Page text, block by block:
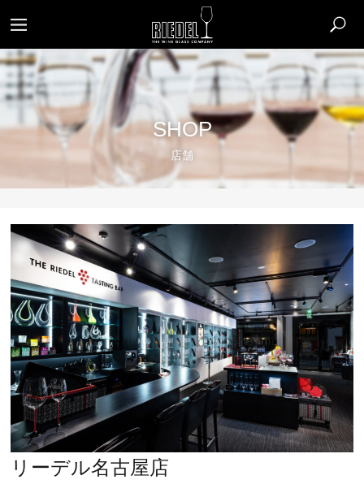
SHOP
店舗
リーデル名古屋店